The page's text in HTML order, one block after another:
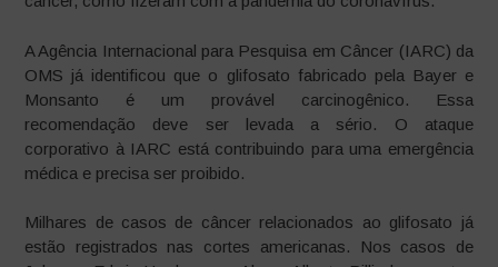
A Agência Internacional para Pesquisa em Câncer (IARC) da
OMS já identificou que o glifosato fabricado pela Bayer e
Monsanto é um provável carcinogênico. Essa
recomendação deve ser levada a sério. O ataque
corporativo à IARC está contribuindo para uma emergência
médica e precisa ser proibido.
Milhares de casos de câncer relacionados ao glifosato já
estão registrados nas cortes americanas. Nos casos de